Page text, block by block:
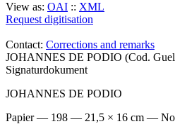
View as: OAI :: XML
Request digitisation
Contact: Corrections and remarks
JOHANNES DE PODIO (Cod.
Signaturdokument
JOHANNES DE PODIO
Papier — 198 — 21,5 × 16 cm —